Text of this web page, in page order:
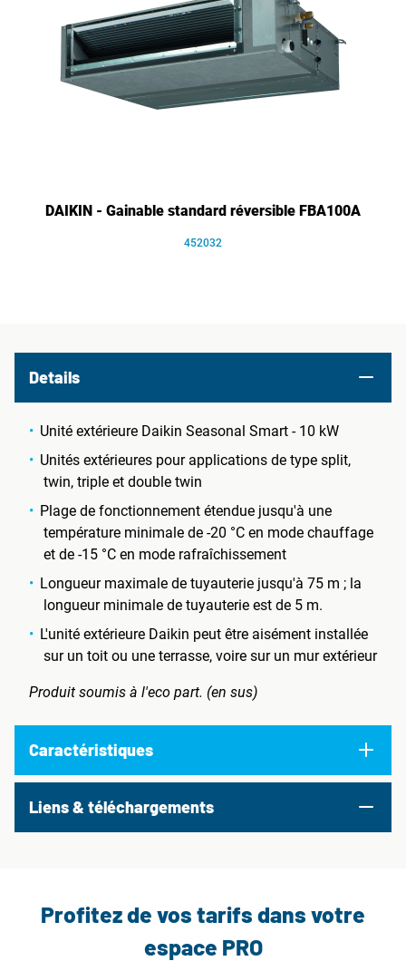
DAIKIN - Gainable standard réversible FBA100A
452032
Details
Unité extérieure Daikin Seasonal Smart - 10 kW
Unités extérieures pour applications de type split,
twin, triple et double twin
Plage de fonctionnement étendue jusqu'à une
température minimale de -20 °C en mode chauffage
et de -15 °C en mode rafraîchissement
Longueur maximale de tuyauterie jusqu'à 75 m ; la
longueur minimale de tuyauterie est de 5 m.
L'unité extérieure Daikin peut être aisément installée
sur un toit ou une terrasse, voire sur un mur extérieur
Produit soumis à l'eco part. (en sus)
Caractéristiques
Liens & téléchargements
Profitez de vos tarifs dans votre
espace PRO